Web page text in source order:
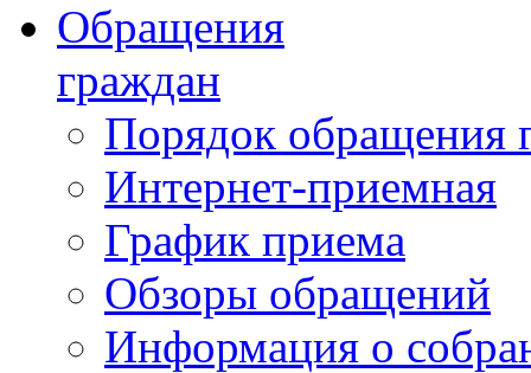
Обращения
граждан
Порядок обращения
Интернет-приемная
График приема
Обзоры обращений
Информация о